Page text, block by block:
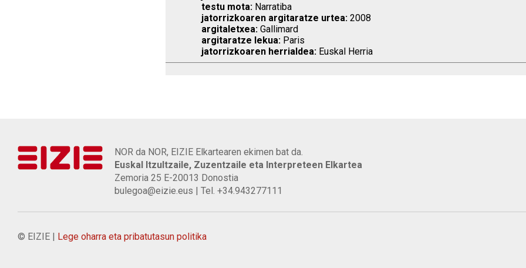
testu mota: Narratiba
jatorrizkoaren argitaratze urtea: 2008
argitaletxea: Gallimard
argitaratze lekua: Paris
jatorrizkoaren herrialdea: Euskal Herria
NOR da NOR, EIZIE Elkartearen ekimen bat da.
Euskal Itzultzaile, Zuzentzaile eta Interpreteen Elkartea
Zemoria 25 E-20013 Donostia
bulegoa@eizie.eus | Tel. +34.943277111
© EIZIE | Lege oharra eta pribatutasun politika